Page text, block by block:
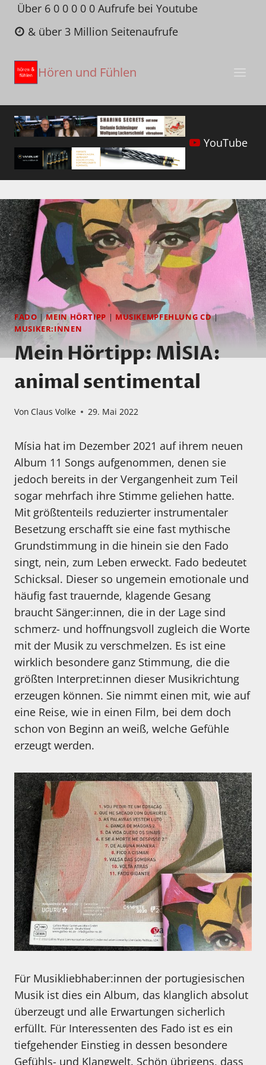
Zum
Inhalt
springen
Über 6 0 0 0 0 0 Aufrufe bei Youtube
& über 3 Million Seitenaufrufe
Hören und Fühlen
YouTube
FADO |MEIN HÖRTIPP | MUSIKEMPFEHLUNG CD|
MUSIKER:INNEN
Mein Hörtipp: MÍSIA:
animal sentimental
Von Claus Volke 29. Mai 2022
Mísia hat im Dezember 2021 auf ihrem neuen
Album 11 Songs aufgenommen, denen sie
jedoch bereits in der Vergangenheit zum Teil
sogar mehrfach ihre Stimme geliehen hatte.
Mit größtenteils reduzierter instrumentaler
Besetzung erschafft sie eine fast mythische
Grundstimmung in die hinein sie den Fado
singt, nein, zum Leben erweckt. Fado bedeutet
Schicksal. Dieser so ungemein emotionale und
häufig fast trauernde, klagende Gesang
braucht Sänger:innen, die in der Lage sind
schmerz- und hoffnungsvoll zugleich die Worte
mit der Musik zu verschmelzen. Es ist eine
wirklich besondere ganz Stimmung, die die
größten Interpret:innen dieser Musikrichtung
erzeugen können. Sie nimmt einen mit, wie auf
eine Reise, wie in einen Film, bei dem doch
schon von Beginn an weiß, welche Gefühle
erzeugt werden.
Für Musikliebhaber:innen der portugiesischen
Musik ist dies ein Album, das klanglich absolut
überzeugt und alle Erwartungen sicherlich
erfüllt. Für Interessenten des Fado ist es ein
tiefgehender Einstieg in dessen besondere
Gefühls- und Klangwelt. Schön übrigens, dass